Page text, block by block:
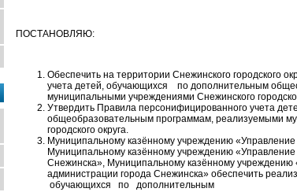
ПОСТАНОВЛЯЮ:
Обеспечить на территории Снежинского городского
учета детей, обучающихся по дополнительным
муниципальными учреждениями Снежинского
Утвердить Правила персонифицированного учета
общеобразовательным программам, реализуемыми
городского округа.
Муниципальному казённому учреждению
Муниципальному казённому учреждению
Снежинска», Муниципальному казённому учреждению
администрации города Снежинска» обеспечить
обучающихся по дополнительным